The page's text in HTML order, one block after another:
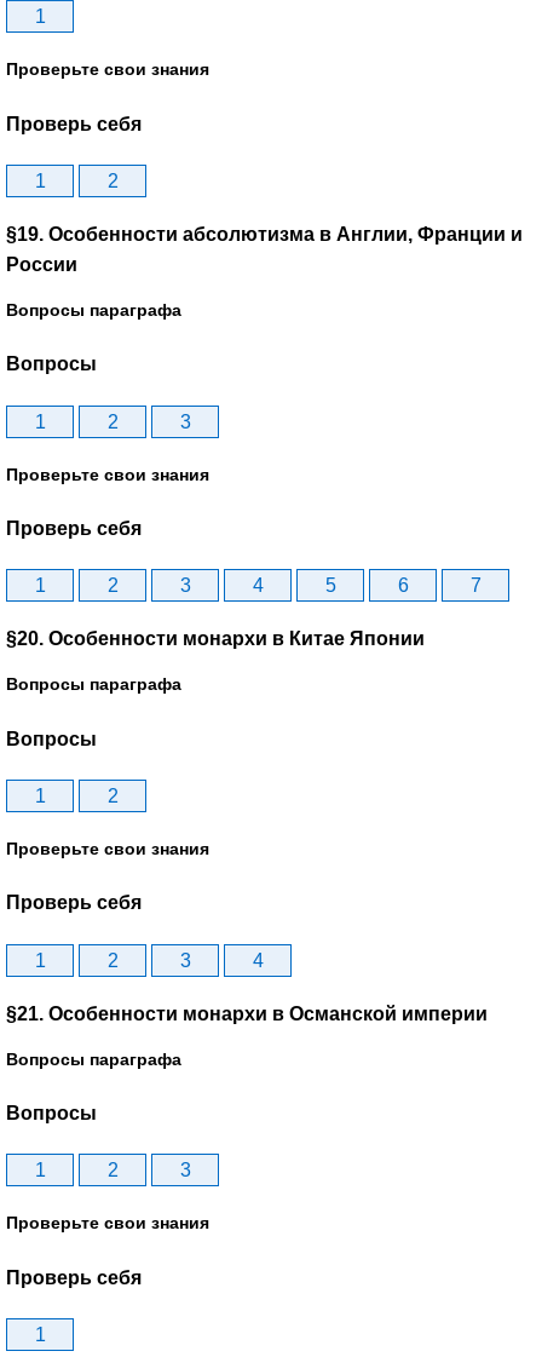
1
Проверьте свои знания
Проверь себя
1 2
§19. Особенности абсолютизма в Англии, Франции и
России
Вопросы параграфа
Вопросы
1 2 3
Проверьте свои знания
Проверь себя
1 2 3 4 5 6 7
§20. Особенности монархи в Китае Японии
Вопросы параграфа
Вопросы
1 2
Проверьте свои знания
Проверь себя
1 2 3 4
§21. Особенности монархи в Османской империи
Вопросы параграфа
Вопросы
1 2 3
Проверьте свои знания
Проверь себя
1